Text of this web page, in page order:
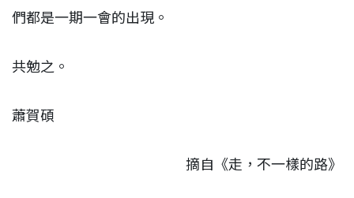
們都是一期一會的出現。
共勉之。
蕭賀碩
摘自《走，不一樣的路》